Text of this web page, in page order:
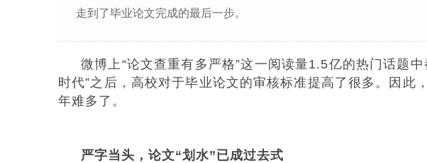
走到了毕业论文完成的最后一步。
微博上“论文查重有多严格”这一阅读量1.5亿的热门话题
时代”之后，高校对于毕业论文的审核标准提高了很多。因此
年难多了。
严字当头，论文“划水”已成过去式